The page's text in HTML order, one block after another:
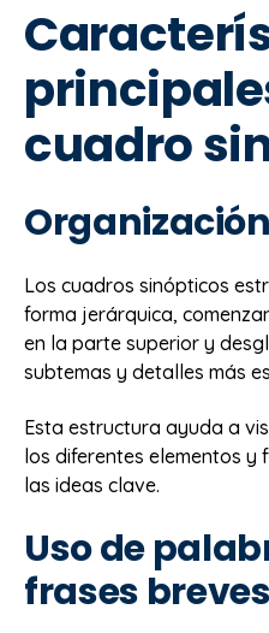
cuadro
Los cuadros sinópticos
forma jerárquica,
en la parte superior y
subtemas y detalles más
Esta estructura ayuda a
los diferentes elementos y
las ideas clave.
Uso de
frases breves